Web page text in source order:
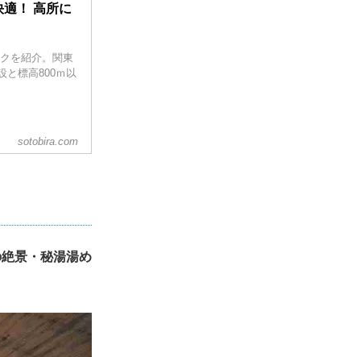
！ 高所に
を紹介。関東
と標高800ｍ以
sotobira.com
景・秘湯湯め